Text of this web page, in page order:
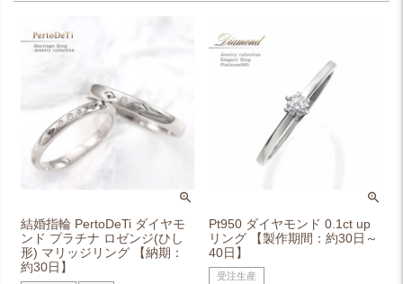
結婚指輪 PertoDeTi ダイヤモ
ンド プラチナ ロゼンジ(ひし
形) マリッジリング 【納期：
約30日】
Pt950 ダイヤモンド 0.1ct up
リング 【製作期間：約30日～
40日】
受注生産